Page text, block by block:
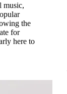
music,
the
for
here to